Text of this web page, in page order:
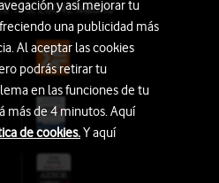
115, 28042 Madrid
y así mejorar tu
una publicidad más
Al aceptar las cookies
podrás retirar tu
en las funciones de tu
más de 4 minutos. Aquí
de cookies.Y aquí